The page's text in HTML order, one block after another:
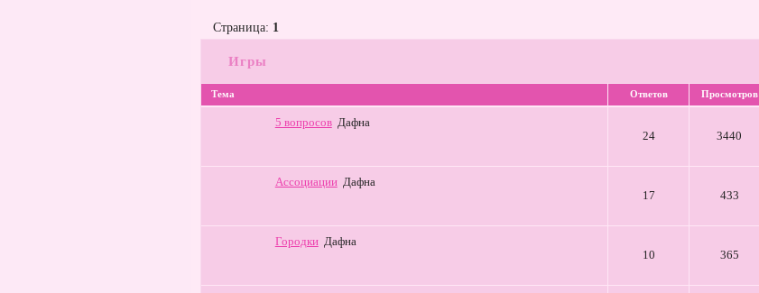
Игры
Страница: 1
Тема Ответов Просмотров
5 вопросов Дафна
24
3440
Ассоциации Дафна
17
433
Городки Дафна
10
365